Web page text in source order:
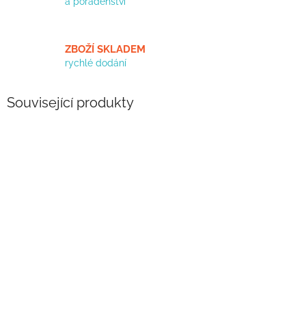
ZBOŽÍ SKLADEM
rychlé dodání
Související produkty